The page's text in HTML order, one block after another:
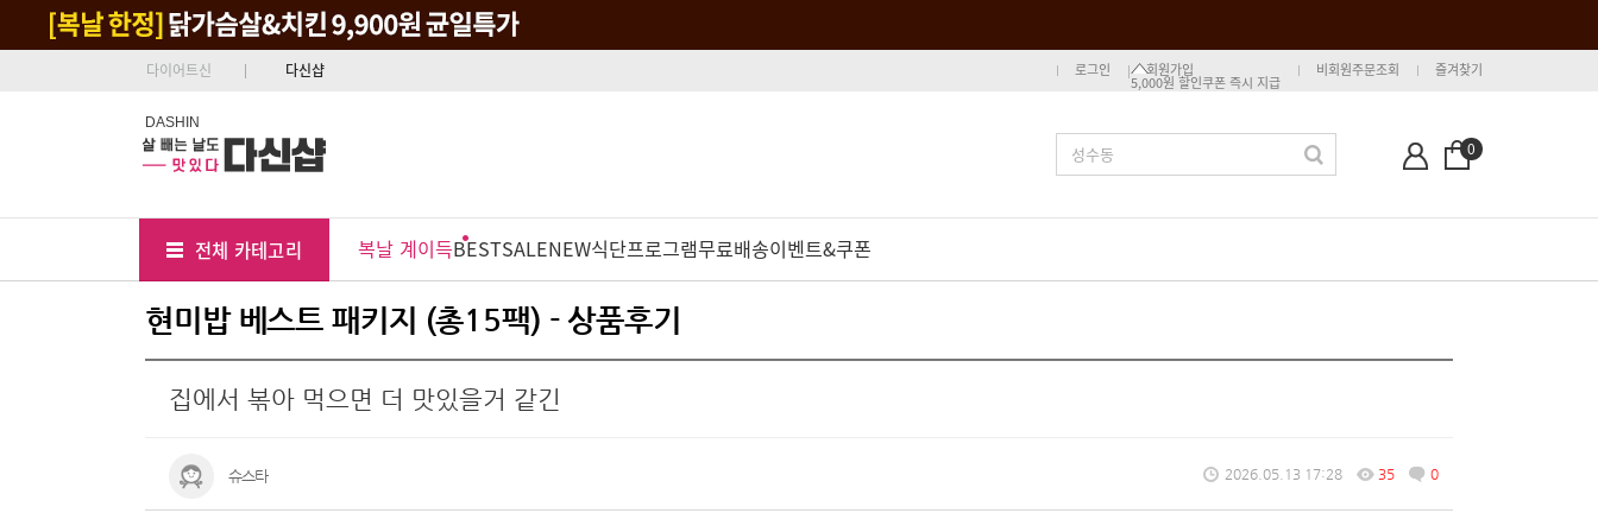
다이어트신 다신샵 로그인 회원가입
5,000원 할인쿠폰 즉시 지급
비회원주문조회 즐겨찾기
DASHIN
0
전체 카테고리 복날 계이득BESTSALENEW식단프로그램무료배송이벤트&쿠폰
현미밥 베스트 패키지 (총15팩) - 상품후기
집에서 볶아 먹으면 더 맛있을거 같긴
슈스타 2026.05.13 17:28 35 0